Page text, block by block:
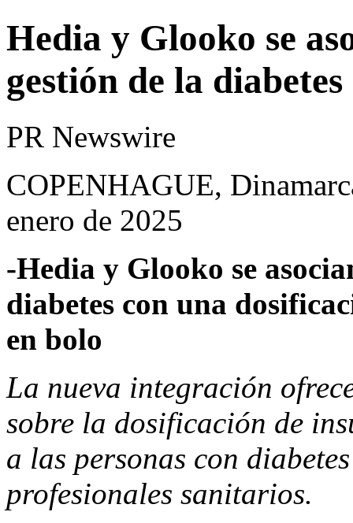
Hedia y Glooko se
gestión de la diabetes
PR Newswire
COPENHAGUE,
enero de 2025
-Hedia y Glooko se
diabetes con una
en bolo
La nueva integración
sobre la dosificación de
a las personas con
profesionales sanitarios.